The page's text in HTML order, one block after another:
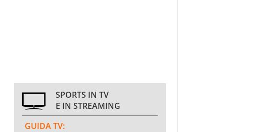
SPORTS IN TV
E IN STREAMING
GUIDA TV: